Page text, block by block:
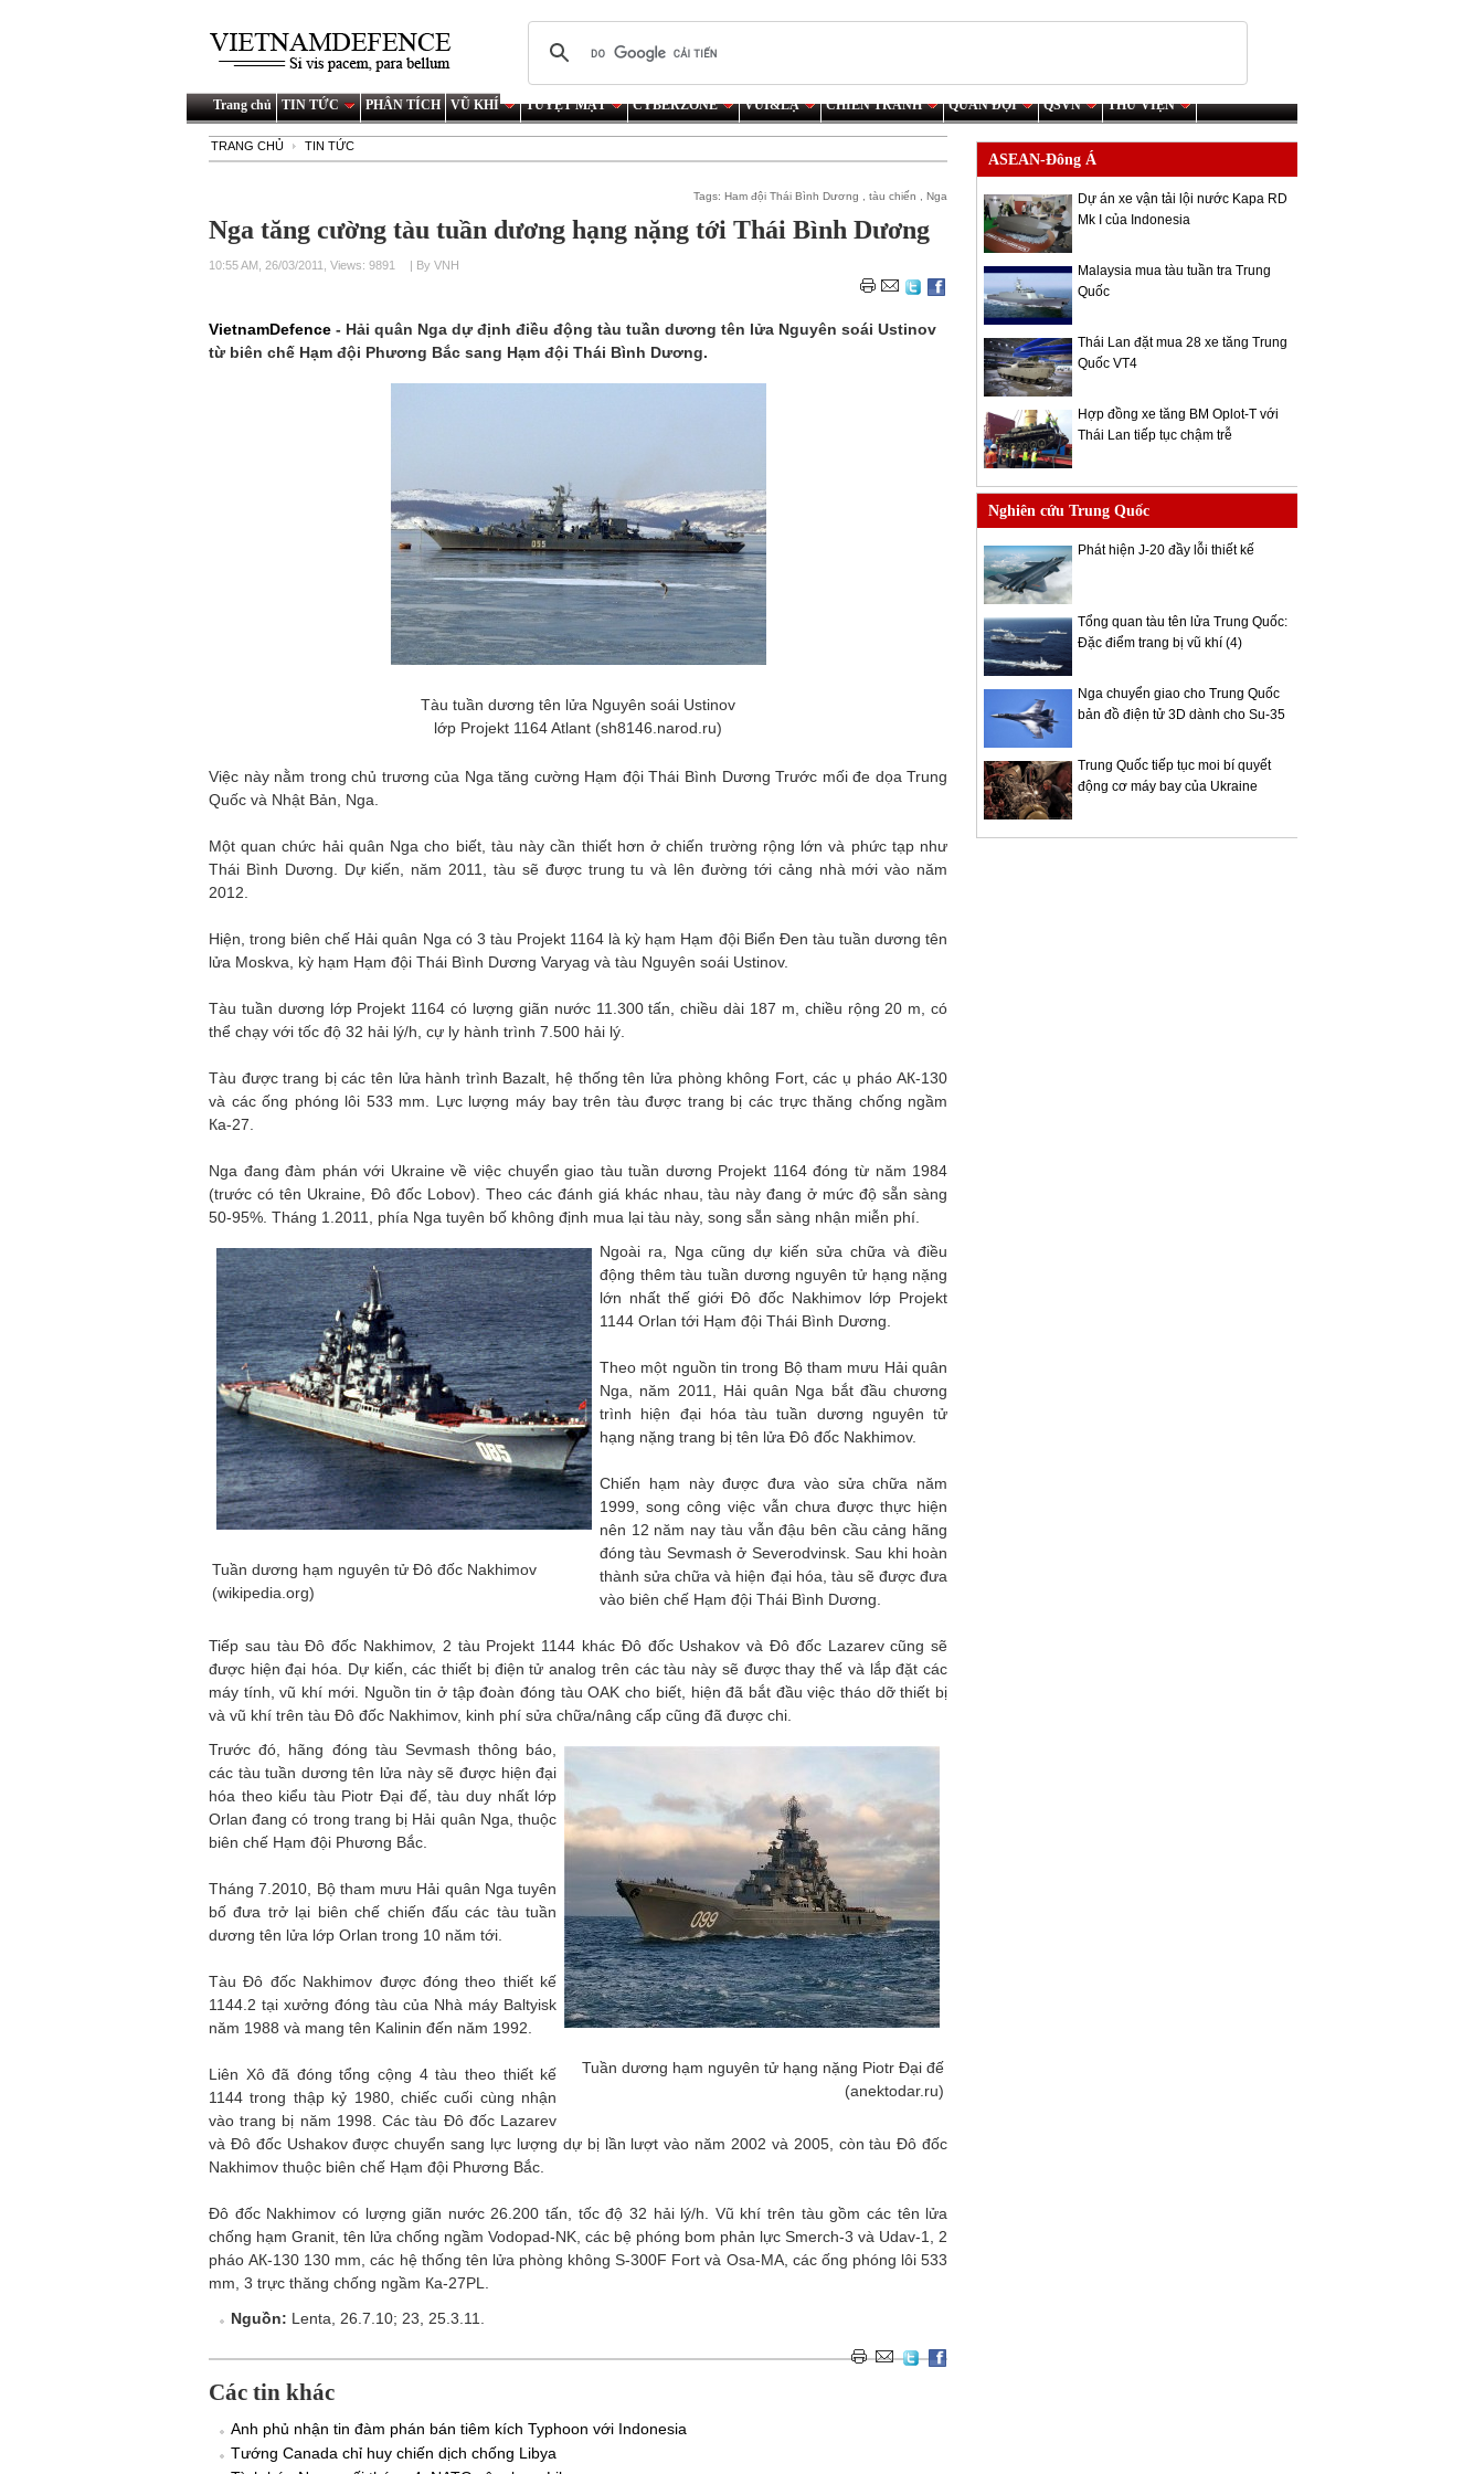
Trang chủ TIN TỨC PHÂN TÍCH VŨ KHÍ TUYỆT MẬT CYBERZONE VUI&LẠ CHIẾN TRANH QUÂN ĐỘI QSVN THƯ VIỆN
TRANG CHỦ TIN TỨC
Tags:Ham đội Thái Bình Dương ,tàu chiến ,Nga
Nga tăng cường tàu tuần dương hạng nặng tới Thái Bình Dương
10:55 AM, 26/03/2011, Views: 9891 | By VNH
VietnamDefence - Hải quân Nga dự định điều động tàu tuần dương tên lửa Nguyên soái Ustinov
từ biên chế Hạm đội Phương Bắc sang Hạm đội Thái Bình Dương.
Tàu tuần dương tên lửa Nguyên soái Ustinov
lớp Projekt 1164 Atlant (sh8146.narod.ru)
Việc này nằm trong chủ trương của Nga tăng cường Hạm đội Thái Bình Dương Trước mối đe dọa Trung
Quốc và Nhật Bản, Nga.
Một quan chức hải quân Nga cho biết, tàu này cần thiết hơn ở chiến trường rộng lớn và phức tạp như
Thái Bình Dương. Dự kiến, năm 2011, tàu sẽ được trung tu và lên đường tới cảng nhà mới vào năm
2012.
Hiện, trong biên chế Hải quân Nga có 3 tàu Projekt 1164 là kỳ hạm Hạm đội Biển Đen tàu tuần dương tên
lửa Moskva, kỳ hạm Hạm đội Thái Bình Dương Varyag và tàu Nguyên soái Ustinov.
Tàu tuần dương lớp Projekt 1164 có lượng giãn nước 11.300 tấn, chiều dài 187 m, chiều rộng 20 m, có
thể chạy với tốc độ 32 hải lý/h, cự ly hành trình 7.500 hải lý.
Tàu được trang bị các tên lửa hành trình Bazalt, hệ thống tên lửa phòng không Fort, các ụ pháo АК-130
và các ống phóng lôi 533 mm. Lực lượng máy bay trên tàu được trang bị các trực thăng chống ngầm
Ка-27.
Nga đang đàm phán với Ukraine về việc chuyển giao tàu tuần dương Projekt 1164 đóng từ năm 1984
(trước có tên Ukraine, Đô đốc Lobov). Theo các đánh giá khác nhau, tàu này đang ở mức độ sẵn sàng
50-95%. Tháng 1.2011, phía Nga tuyên bố không định mua lại tàu này, song sẵn sàng nhận miễn phí.
Tuần dương hạm nguyên tử Đô đốc Nakhimov
(wikipedia.org)
Ngoài ra, Nga cũng dự kiến sửa chữa và điều
động thêm tàu tuần dương nguyên tử hạng nặng
lớn nhất thế giới Đô đốc Nakhimov lớp Projekt
1144 Orlan tới Hạm đội Thái Bình Dương.
Theo một nguồn tin trong Bộ tham mưu Hải quân
Nga, năm 2011, Hải quân Nga bắt đầu chương
trình hiện đại hóa tàu tuần dương nguyên tử
hạng nặng trang bị tên lửa Đô đốc Nakhimov.
Chiến hạm này được đưa vào sửa chữa năm
1999, song công việc vẫn chưa được thực hiện
nên 12 năm nay tàu vẫn đậu bên cầu cảng hãng
đóng tàu Sevmash ở Severodvinsk. Sau khi hoàn
thành sửa chữa và hiện đại hóa, tàu sẽ được đưa
vào biên chế Hạm đội Thái Bình Dương.
Tiếp sau tàu Đô đốc Nakhimov, 2 tàu Projekt 1144 khác Đô đốc Ushakov và Đô đốc Lazarev cũng sẽ
được hiện đại hóa. Dự kiến, các thiết bị điện tử analog trên các tàu này sẽ được thay thế và lắp đặt các
máy tính, vũ khí mới. Nguồn tin ở tập đoàn đóng tàu OAK cho biết, hiện đã bắt đầu việc tháo dỡ thiết bị
và vũ khí trên tàu Đô đốc Nakhimov, kinh phí sửa chữa/nâng cấp cũng đã được chi.
Tuần dương hạm nguyên tử hạng nặng Piotr Đại đế
(anektodar.ru)
Trước đó, hãng đóng tàu Sevmash thông báo,
các tàu tuần dương tên lửa này sẽ được hiện đại
hóa theo kiểu tàu Piotr Đại đế, tàu duy nhất lớp
Orlan đang có trong trang bị Hải quân Nga, thuộc
biên chế Hạm đội Phương Bắc.
Tháng 7.2010, Bộ tham mưu Hải quân Nga tuyên
bố đưa trở lại biên chế chiến đấu các tàu tuần
dương tên lửa lớp Orlan trong 10 năm tới.
Tàu Đô đốc Nakhimov được đóng theo thiết kế
1144.2 tại xưởng đóng tàu của Nhà máy Baltyisk
năm 1988 và mang tên Kalinin đến năm 1992.
Liên Xô đã đóng tổng cộng 4 tàu theo thiết kế
1144 trong thập kỷ 1980, chiếc cuối cùng nhận
vào trang bị năm 1998. Các tàu Đô đốc Lazarev
và Đô đốc Ushakov được chuyển sang lực lượng dự bị lần lượt vào năm 2002 và 2005, còn tàu Đô đốc
Nakhimov thuộc biên chế Hạm đội Phương Bắc.
Đô đốc Nakhimov có lượng giãn nước 26.200 tấn, tốc độ 32 hải lý/h. Vũ khí trên tàu gồm các tên lửa
chống hạm Granit, tên lửa chống ngầm Vodopad-NK, các bệ phóng bom phản lực Smerch-3 và Udav-1, 2
pháo АК-130 130 mm, các hệ thống tên lửa phòng không S-300F Fort và Osa-MA, các ống phóng lôi 533
mm, 3 trực thăng chống ngầm Ка-27PL.
Nguồn: Lenta, 26.7.10; 23, 25.3.11.
Các tin khác
Anh phủ nhận tin đàm phán bán tiêm kích Typhoon với Indonesia
Tướng Canada chỉ huy chiến dịch chống Libya
ASEAN-Đông Á
Dự án xe vận tải lội nước Kapa RD
Mk I của Indonesia
Malaysia mua tàu tuần tra Trung
Quốc
Thái Lan đặt mua 28 xe tăng Trung
Quốc VT4
Hợp đồng xe tăng BM Oplot-T với
Thái Lan tiếp tục chậm trễ
Nghiên cứu Trung Quốc
Phát hiện J-20 đầy lỗi thiết kế
Tổng quan tàu tên lửa Trung Quốc:
Đặc điểm trang bị vũ khí (4)
Nga chuyển giao cho Trung Quốc
bản đồ điện tử 3D dành cho Su-35
Trung Quốc tiếp tục moi bí quyết
động cơ máy bay của Ukraine